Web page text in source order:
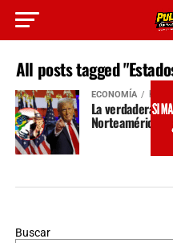
All posts tagged
ECONOMÍA hace
La verdadera
Norteamérica
Buscar